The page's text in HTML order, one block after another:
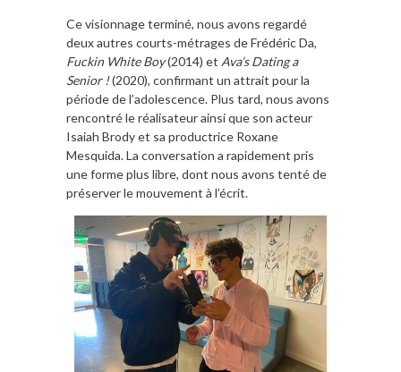
Ce visionnage terminé, nous avons regardé
deux autres courts-métrages de Frédéric Da,
Fuckin White Boy(2014) et Ava’s Dating a
Senior !(2020), confirmant un attrait pour la
période de l’adolescence. Plus tard, nous avons
rencontré le réalisateur ainsi que son acteur
Isaiah Brody et sa productrice Roxane
Mesquida. La conversation a rapidement pris
une forme plus libre, dont nous avons tenté de
préserver le mouvement à l’écrit.